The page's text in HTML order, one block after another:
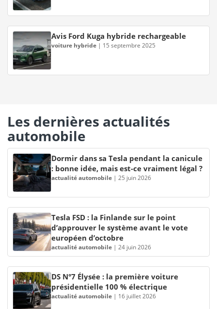
Avis Ford Kuga hybride rechargeable
voiture hybride | 15 septembre 2025
Les dernières actualités
automobile
Dormir dans sa Tesla pendant la canicule
: bonne idée, mais est-ce vraiment légal ?
actualité automobile | 25 juin 2026
Tesla FSD : la Finlande sur le point
d’approuver le système avant le vote
européen d’octobre
actualité automobile | 24 juin 2026
DS N°7 Élysée : la première voiture
présidentielle 100 % électrique
actualité automobile | 16 juillet 2026